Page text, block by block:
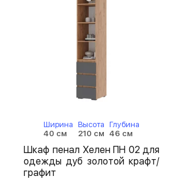
Ширина
40 см
Высота
210 см
Глубина
46 см
Шкаф пенал Хелен ПН 02 для
одежды дуб золотой крафт/
графит